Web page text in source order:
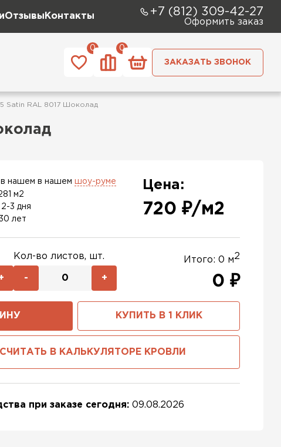
Отзывы Контакты +7 (812) 309-42-27
Оформить заказ
0
0
ЗАКАЗАТЬ ЗВОНОК
Satin RAL 8017 Шоколад
нашем в нашем шоу-руме
м2
3 дня
лет
Цена:
720 ₽/м2
Кол-во листов, шт.
- +
Итого: 0 м2
0 ₽
КУПИТЬ В 1 КЛИК
В КАЛЬКУЛЯТОРЕ КРОВЛИ
при заказе сегодня: 09.08.2026